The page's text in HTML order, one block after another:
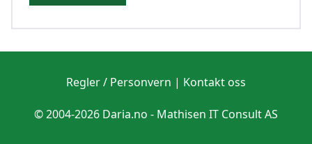
Regler / Personvern | Kontakt oss
© 2004-2026 Daria.no - Mathisen IT Consult AS